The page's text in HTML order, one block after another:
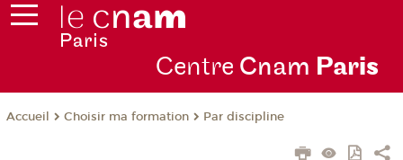
Centre Cnam Paris
Accueil Choisir ma formation Par discipline